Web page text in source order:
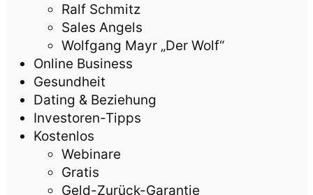
Ralf Schmitz
Sales Angels
Wolfgang Mayr „Der Wolf“
Online Business
Gesundheit
Dating & Beziehung
Investoren-Tipps
Kostenlos
Webinare
Gratis
Geld-Zurück-Garantie